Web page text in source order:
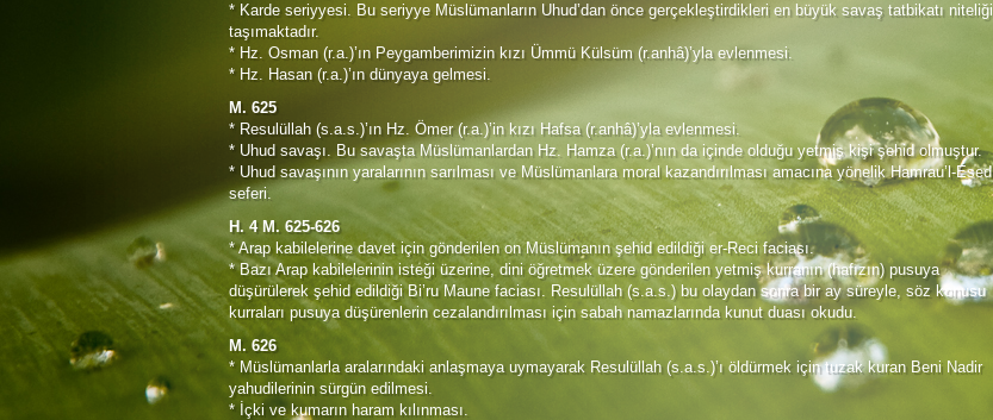
* Karde seriyyesi. Bu seriyye Müslümanların Uhud’dan önce gerçekleştirdikleri en büyük savaş tatbikatı niteliği
taşımaktadır.
* Hz. Osman (r.a.)’ın Peygamberimizin kızı Ümmü Külsüm (r.anhâ)’yla evlenmesi.
* Hz. Hasan (r.a.)’ın dünyaya gelmesi.
M. 625
* Resulüllah (s.a.s.)’ın Hz. Ömer (r.a.)’in kızı Hafsa (r.anhâ)’yla evlenmesi.
* Uhud savaşı. Bu savaşta Müslümanlardan Hz. Hamza (r.a.)’nın da içinde olduğu yetmiş kişi şehid olmuştur.
* Uhud savaşının yaralarının sarılması ve Müslümanlara moral kazandırılması amacına yönelik Hamrau’l-Esed
seferi.
H. 4 M. 625-626
* Arap kabilelerine davet için gönderilen on Müslümanın şehid edildiği er-Reci faciası.
* Bazı Arap kabilelerinin isteği üzerine, dini öğretmek üzere gönderilen yetmiş kurranın (hafızın) pusuya
düşürülerek şehid edildiği Bi’ru Maune faciası. Resulüllah (s.a.s.) bu olaydan sonra bir ay süreyle, söz konusu
kurraları pusuya düşürenlerin cezalandırılması için sabah namazlarında kunut duası okudu.
M. 626
* Müslümanlarla aralarındaki anlaşmaya uymayarak Resulüllah (s.a.s.)’ı öldürmek için tuzak kuran Beni Nadir
yahudilerinin sürgün edilmesi.
* İçki ve kumarın haram kılınması.